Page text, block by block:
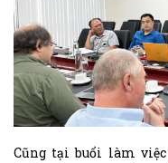
Cũng tại buổi làm việc